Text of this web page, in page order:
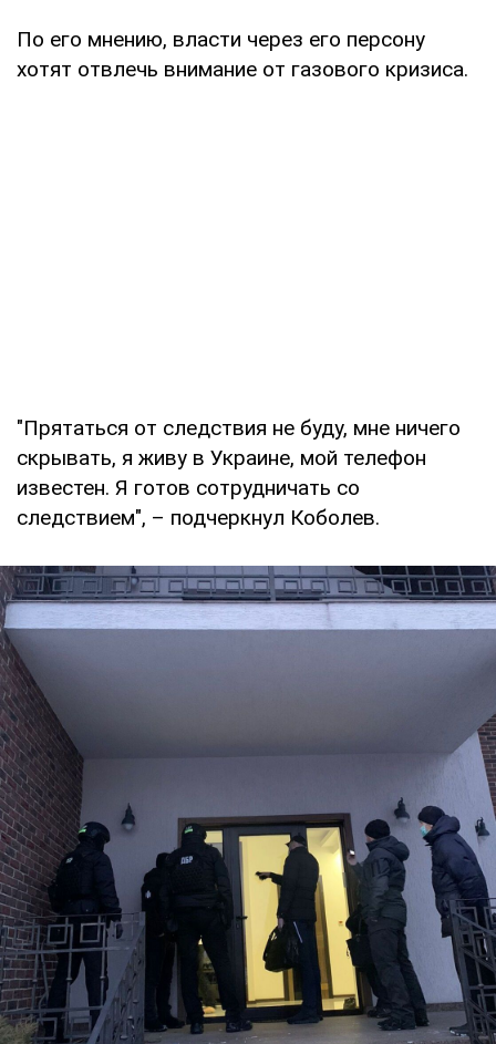
По его мнению, власти через его персону
хотят отвлечь внимание от газового кризиса.
"Прятаться от следствия не буду, мне ничего
скрывать, я живу в Украине, мой телефон
известен. Я готов сотрудничать со
следствием", – подчеркнул Коболев.